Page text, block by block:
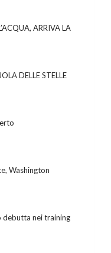
ARRIVA LA
DELLE STELLE
Washington
debutta nei training